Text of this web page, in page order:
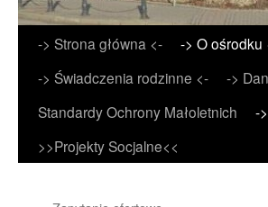
Przejdź
do
treści
-> Strona główna <- -> O ośrodku
-> Świadczenia rodzinne <-
->
Standardy Ochrony Małoletnich
-
>>Projekty Socjalne<<